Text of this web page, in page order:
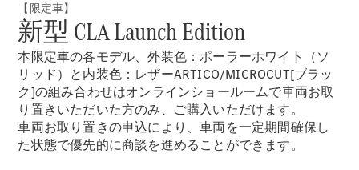
ブランド
【限定車】
新型 CLA Launch Edition
本限定車の各モデル、外装色：ポーラーホワイト（ソ
リッド）と内装色：レザーARTICO/MICROCUT[ブラッ
ク]の組み合わせはオンラインショールームで車両お取
り置きいただいた方のみ、ご購入いただけます。
車両お取り置きの申込により、車両を一定期間確保し
た状態で優先的に商談を進めることができます。